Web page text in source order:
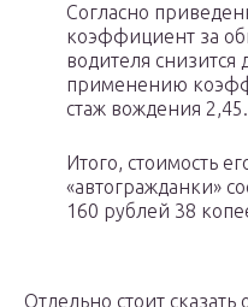
Согласно
коэффициент за
водителя снизится
применению
стаж вождения 2,45.
Итого, стоимость
«автогражданки»
160 рублей 38
Отдельно стоит